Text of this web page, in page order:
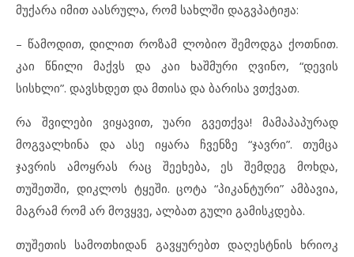
მუქარა იმით აასრულა, რომ სახლში დაგვპატიჟა:
– წამოდით, დილით როზამ ლობიო შემოდგა ქოთნით.
კაი წნილი მაქვს და კაი ხაშმური ღვინო, “დევის
სისხლი”. დავსხდეთ და მთისა და ბარისა ვთქვათ.
რა შვილები ვიყავით, უარი გვეთქვა! მამაპაპურად
მოგვალხინა და ასე იყარა ჩვენზე “ჯავრი”. თუმცა
ჯავრის ამოყრას რაც შეეხება, ეს შემდეგ მოხდა,
თუშეთში, დიკლოს ტყეში. ცოტა “პიკანტური” ამბავია,
მაგრამ რომ არ მოვყვე, ალბათ გული გამისკდება.
თუშეთის სამოთხიდან გავყურებთ დაღესტნის ხრიოკ